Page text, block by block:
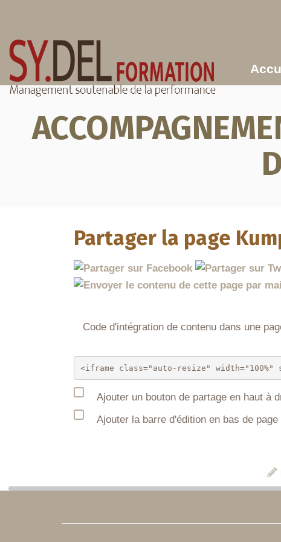
Partager la page
Code d'intégration de contenu dans une
Ajouter un bouton de partage en haut à
Ajouter la barre d'édition en bas de page